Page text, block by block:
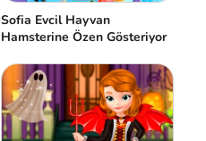
Sofia Evcil Hayvan
Hamsterine Özen Gösteriyor